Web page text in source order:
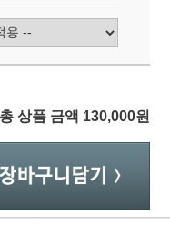
총 상품 금액 130,000원